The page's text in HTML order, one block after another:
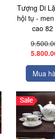
Tượng Di
hội tụ -
cao 82
Mua